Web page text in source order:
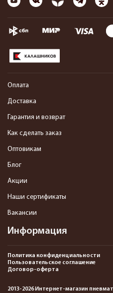
Информация
Оплата
Доставка
Гарантия и возврат
Как сделать заказ
Оптовикам
Блог
Акции
Наши сертификаты
Вакансии
Политика конфиденциальности
Пользовательское соглашение
Договор-оферта
2013-2026 Интернет-магазин